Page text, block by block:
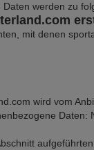
Daten werden zu
mit denen
wird vom
Daten: